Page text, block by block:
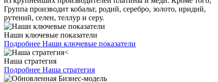
Группа производит кобальт, родий, серебро, золото, иридий,
рутений, селен, теллур и серу.
Наши ключевые показатели
Подробнее Наши ключевые показатели
Наша стратегия
Подробнее Наша стратегия